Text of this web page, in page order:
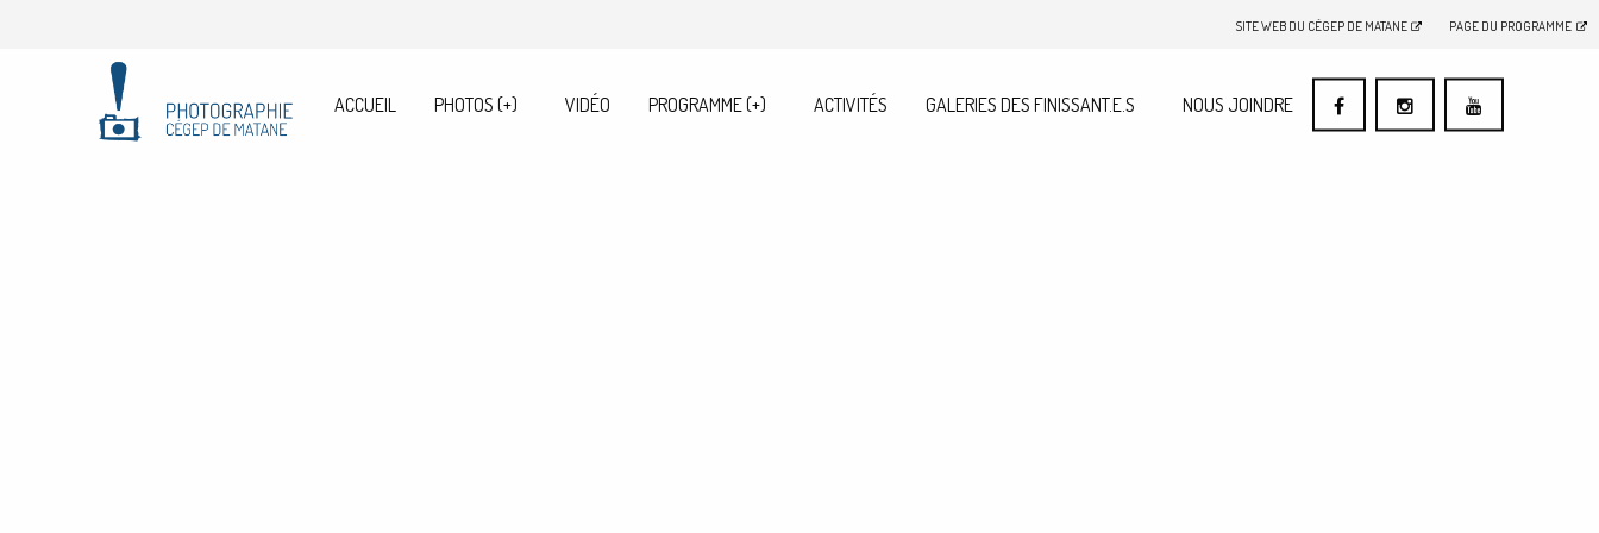
SITE WEB DU CÉGEP DE MATANE PAGE DU PROGRAMME
ACCUEIL PHOTOS (+) VIDÉO PROGRAMME (+) ACTIVITÉS GALERIES DES FINISSANT.E.S NOUS JOINDRE